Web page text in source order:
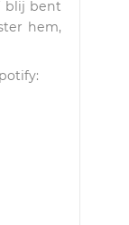
blij bent
hem,